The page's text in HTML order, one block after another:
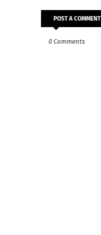
POST A COMMENT
0 Comments